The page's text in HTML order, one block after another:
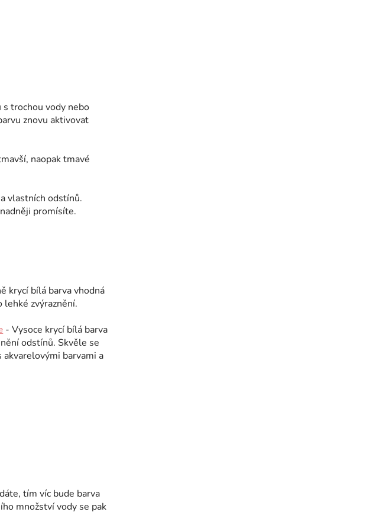
s trochou vody nebo
znovu aktivovat
naopak tmavé
vlastních odstínů.
promísíte.
krycí bílá barva vhodná
lehké zvýraznění.
- Vysoce krycí bílá barva
odstínů. Skvěle se
barvami a
tím víc bude barva
množství vody se pak